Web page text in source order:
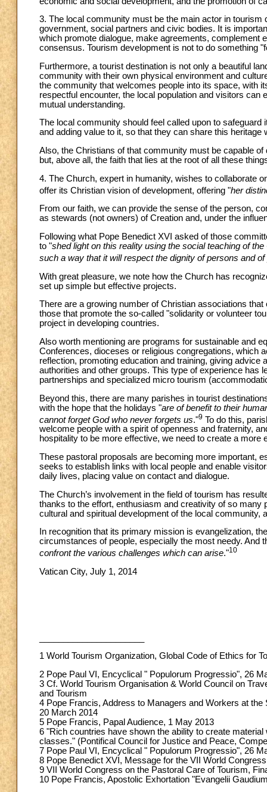
3. The local community must be the main actor in
government, social partners and civic bodies. It is
which promote dialogue, make agreements, complement
consensus. Tourism development is not to do something
Furthermore, a tourist destination is not only a beautiful
community with their own physical environment and
the community that welcomes people into its space, with
respectful encounter, the local population and visitors
mutual understanding.
The local community should feel called upon to
and adding value to it, so that they can share this
Also, the Christians of that community must be capable
but, above all, the faith that lies at the root of all these
4. The Church, expert in humanity, wishes to collaborate
offer its Christian vision of development, offering "her
From our faith, we can provide the sense of the person,
as stewards (not owners) of Creation and, under the
Following what Pope Benedict XVI asked of those
to "shed light on this reality using the social teaching of
such a way that it will respect the dignity of persons and
With great pleasure, we note how the Church has
set up simple but effective projects.
There are a growing number of Christian associations
those that promote the so-called "solidarity or volunteer
project in developing countries.
Also worth mentioning are programs for sustainable and
Conferences, dioceses or religious congregations, which
reflection, promoting education and training, giving
authorities and other groups. This type of experience has
partnerships and specialized micro tourism
Beyond this, there are many parishes in tourist
with the hope that the holidays "are of benefit to their
cannot forget God who never forgets us."9 To do this,
welcome people with a spirit of openness and fraternity,
hospitality to be more effective, we need to create a
These pastoral proposals are becoming more important,
seeks to establish links with local people and enable
daily lives, placing value on contact and dialogue.
The Church’s involvement in the field of tourism has
thanks to the effort, enthusiasm and creativity of so
cultural and spiritual development of the local community,
In recognition that its primary mission is evangelization,
circumstances of people, especially the most needy. And
confront the various challenges which can arise."10
Vatican City, July 1, 2014
1 World Tourism Organization, Global Code of Ethics for
2 Pope Paul VI, Encyclical " Populorum Progressio", 26
3 Cf. World Tourism Organisation & World Council on
and Tourism
4 Pope Francis, Address to Managers and Workers at
20 March 2014
5 Pope Francis, Papal Audience, 1 May 2013
6 "Rich countries have shown the ability to create
classes." (Pontifical Council for Justice and Peace,
7 Pope Paul VI, Encyclical " Populorum Progressio", 26
8 Pope Benedict XVI, Message for the VII World
9 VII World Congress on the Pastoral Care of Tourism,
10 Pope Francis, Apostolic Exhortation "Evangelii